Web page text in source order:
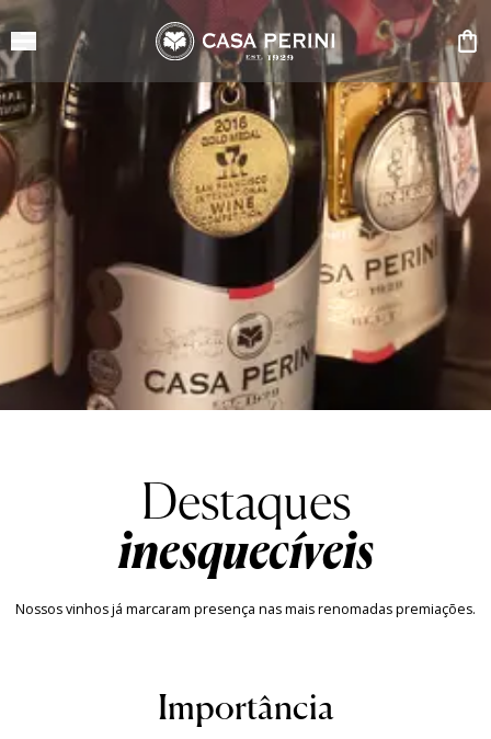
Destaques
inesquecíveis
Nossos vinhos já marcaram presença nas mais renomadas premiações.
Importância